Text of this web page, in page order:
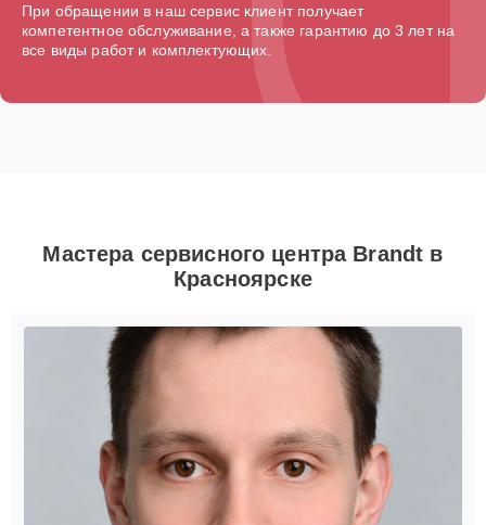
При обращении в наш сервис клиент получает
компетентное обслуживание, а также гарантию до 3 лет на
все виды работ и комплектующих.
Мастера сервисного центра Brandt в
Красноярске